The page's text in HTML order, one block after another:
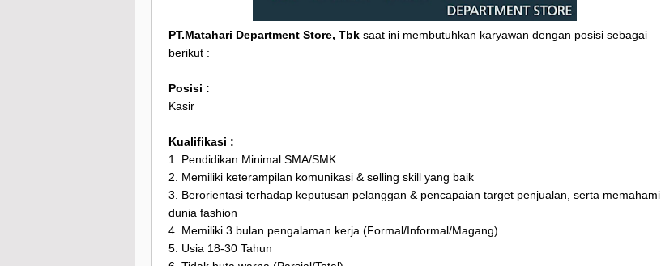
PT.Matahari Department Store, Tbk saat ini membutuhkan karyawan dengan posisi sebagai
berikut :
Posisi :
Kasir
Kualifikasi :
1. Pendidikan Minimal SMA/SMK
2. Memiliki keterampilan komunikasi & selling skill yang baik
3. Berorientasi terhadap keputusan pelanggan & pencapaian target penjualan, serta memahami
dunia fashion
4. Memiliki 3 bulan pengalaman kerja (Formal/Informal/Magang)
5. Usia 18-30 Tahun